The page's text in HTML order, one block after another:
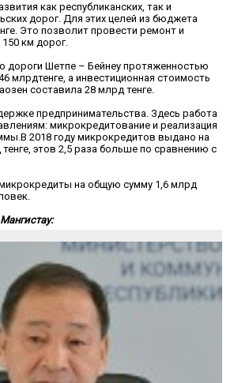
как республиканских, так и
дорог. Для этих целей из бюджета
Это позволит провести ремонт и
км дорог.
дороги Шетпе – Бейнеу протяженностью
млрдтенге, а инвестиционная стоимость
составила 28 млрд тенге.
предпринимательства. Здесь работа
микрокредитование и реализация
2018 году микрокредитов выдано на
этов 2,5 раза больше по сравнению с
на общую сумму 1,6 млрд